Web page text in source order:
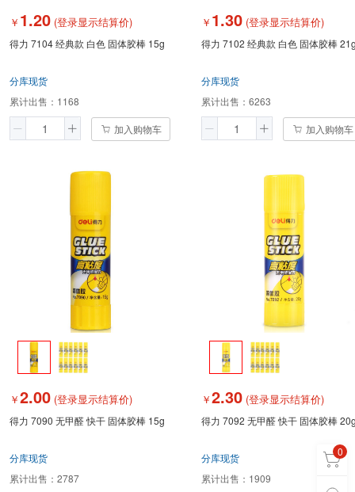
0
￥ 1.20 (登录显示结算价)
得力 7104 经典款 白色 固体胶棒 15g
分库现货
累计出售： 1168
加入购物车
￥ 1.30 (登录显示结算价)
得力 7102 经典款 白色 固体胶棒
分库现货
累计出售： 6263
加入购物车
￥2.00 (登录显示结算价)
得力 7090 无甲醛 快干 固体胶棒 15g
分库现货
累计出售： 2787
￥2.30 (登录显示结算价)
得力 7092 无甲醛 快干 固体胶棒
分库现货
累计出售： 1909